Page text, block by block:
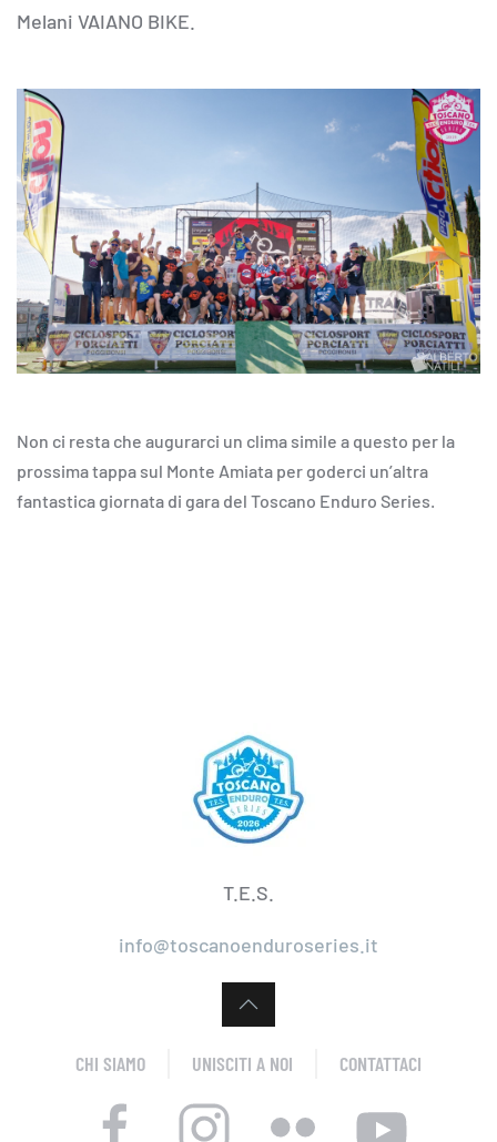
Melani VAIANO BIKE.
Non ci resta che augurarci un clima simile a questo per la
prossima tappa sul Monte Amiata per goderci un’altra
fantastica giornata di gara del Toscano Enduro Series.
T.E.S.
info@toscanoenduroseries.it
CHI SIAMO UNISCITI A NOI CONTATTACI